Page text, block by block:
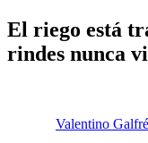
El riego está
rindes nunca
Valentino Galfré